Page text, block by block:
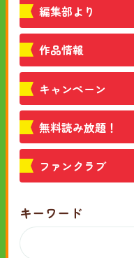
編集部より
作品情報
キャンペーン
無料読み放題！
ファンクラブ
キーワード